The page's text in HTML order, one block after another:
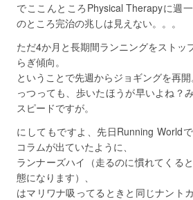
でここんところPhysical Therapyに週
のところ完治の兆しは見えない。。。
ただ4か月と長期間ランニングをストッ
らぎ傾向。
ということで先週からジョギングを再開
っつっても、歩いたほうが早いよね？
スピードですが。
にしてもですよ、先日Running World
コラムが出ていたように、
ランナーズハイ（走るのに慣れてくる
態になります）、
はマリワナ吸ってるときと同じナント